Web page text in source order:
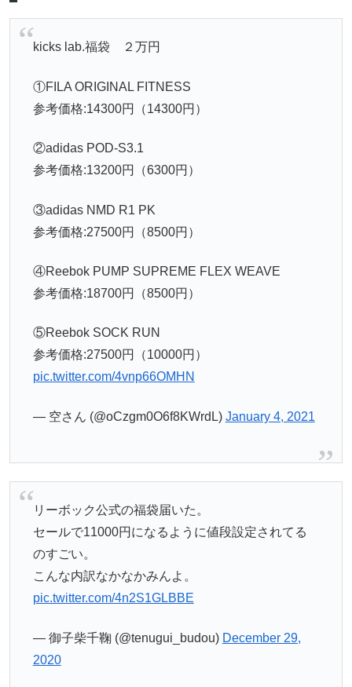
kicks lab.福袋 ２万円
①FILA ORIGINAL FITNESS
参考価格:14300円（14300円）
②adidas POD-S3.1
参考価格:13200円（6300円）
③adidas NMD R1 PK
参考価格:27500円（8500円）
④Reebok PUMP SUPREME FLEX WEAVE
参考価格:18700円（8500円）
⑤Reebok SOCK RUN
参考価格:27500円（10000円）
pic.twitter.com/4vnp66OMHN
— 空さん (@oCzgm0O6f8KWrdL) January 4, 2021
リーボック公式の福袋届いた。
セールで11000円になるように値段設定されてる
のすごい。
こんな内訳なかなかみんよ。
pic.twitter.com/4n2S1GLBBE
— 御子柴千鞠 (@tenugui_budou) December 29,
2020